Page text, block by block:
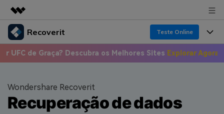
Produtos em destaque
Criatividade digital com IA generativa
Negócios
Soluções
Sobre nós
Sala de imprensa
Recoverit Teste Online
Produtos
Recoverit para Windows
Uma ferramenta líder de recuperação de dados
Recursos
Recuperar arquivos de mídia
Soluções
Descubra os Melhores SitesExplorar Agora >> 📣
Wondershare Recoverit
Recuperação de dados